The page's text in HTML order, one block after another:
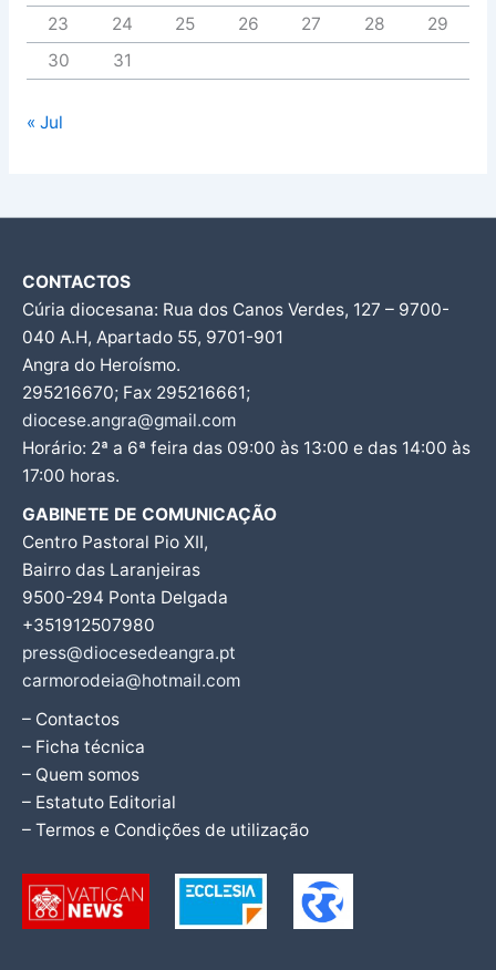
23
24 25 26 27 28
29
30
31
« Jul
CONTACTOS
Cúria diocesana: Rua dos Canos Verdes, 127 – 9700-
040 A.H, Apartado 55, 9701-901
Angra do Heroísmo.
295216670; Fax 295216661;
diocese.angra@gmail.com
Horário: 2ª a 6ª feira das 09:00 às 13:00 e das 14:00 às
17:00 horas.
GABINETE DE COMUNICAÇÃO
Centro Pastoral Pio XII,
Bairro das Laranjeiras
9500-294 Ponta Delgada
+351912507980
press@diocesedeangra.pt
carmorodeia@hotmail.com
– Contactos
– Ficha técnica
– Quem somos
– Estatuto Editorial
– Termos e Condições de utilização